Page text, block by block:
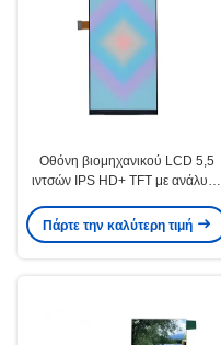
Οθόνη βιομηχανικού LCD 5,5
ιντσών IPS HD+ TFT με ανάλυση
Πάρτε την καλύτερη τιμή